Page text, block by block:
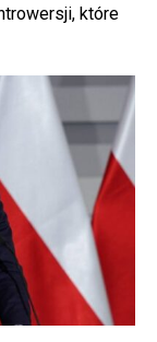
które